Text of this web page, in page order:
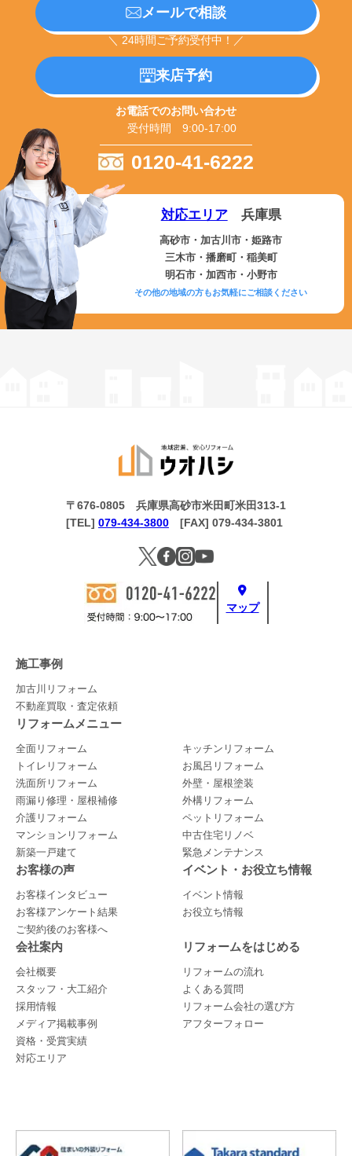
メールで相談
＼ 24時間ご予約受付中！／
来店予約
お電話でのお問い合わせ
受付時間 9:00-17:00
0120-41-6222
対応エリア兵庫県
高砂市・加古川市・姫路市
三木市・播磨町・稲美町
明石市・加西市・小野市
その他の地域の方もお気軽にご相談ください
マップ
〒676-0805 兵庫県高砂市米田町米田313-1
[TEL] 079-434-3800 [FAX] 079-434-3801
施工事例
加古川リフォーム
不動産買取・査定依頼
リフォームメニュー
全面リフォーム
キッチンリフォーム
トイレリフォーム
お風呂リフォーム
洗面所リフォーム
外壁・屋根塗装
雨漏り修理・屋根補修
外構リフォーム
介護リフォーム
ペットリフォーム
マンションリフォーム
中古住宅リノベ
新築一戸建て
緊急メンテナンス
お客様の声
お客様インタビュー
お客様アンケート結果
ご契約後のお客様へ
イベント・お役立ち情報
イベント情報
お役立ち情報
会社案内
会社概要
スタッフ・大工紹介
採用情報
メディア掲載事例
資格・受賞実績
対応エリア
リフォームをはじめる
リフォームの流れ
よくある質問
リフォーム会社の選び方
アフターフォロー